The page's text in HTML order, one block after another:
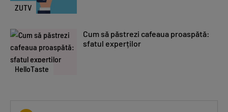
ZUTV
HelloTaste
Cum să păstrezi cafeaua proaspătă:
sfatul experților